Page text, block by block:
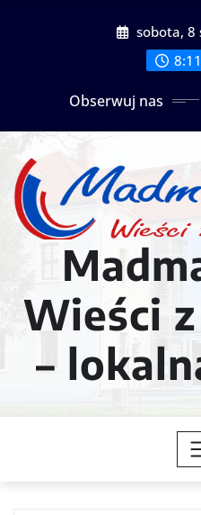
sobota, 8
Obserwuj nas
Wieści
–